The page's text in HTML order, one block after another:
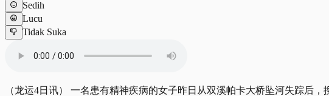
Sedih
Lucu
Tidak Suka
（龙运4日讯） 一名患有精神疾病的女子昨日从双溪帕卡大桥坠河失踪后，